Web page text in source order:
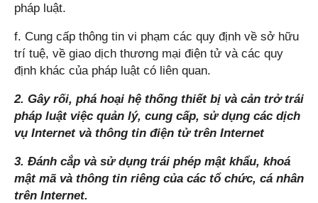
pháp luật.
f. Cung cấp thông tin vi phạm các quy định về sở hữu
trí tuệ, về giao dịch thương mại điện tử và các quy
định khác của pháp luật có liên quan.
2. Gây rối, phá hoại hệ thống thiết bị và cản trở trái
pháp luật việc quản lý, cung cấp, sử dụng các dịch
vụ Internet và thông tin điện tử trên Internet
3. Đánh cắp và sử dụng trái phép mật khẩu, khoá
mật mã và thông tin riêng của các tổ chức, cá nhân
trên Internet.